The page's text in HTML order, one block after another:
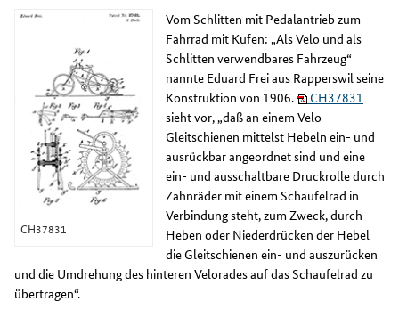
CH37831
Vom Schlitten mit Pedalantrieb zum
Fahrrad mit Kufen: „Als Velo und als
Schlitten verwendbares Fahrzeug“
nannte Eduard Frei aus Rapperswil seine
Konstruktion von 1906.
CH37831
sieht vor, „daß an einem Velo
Gleitschienen mittelst Hebeln ein- und
ausrückbar angeordnet sind und eine
ein- und ausschaltbare Druckrolle durch
Zahnräder mit einem Schaufelrad in
Verbindung steht, zum Zweck, durch
Heben oder Niederdrücken der Hebel
die Gleitschienen ein- und auszurücken
und die Umdrehung des hinteren Velorades auf das Schaufelrad zu
übertragen“.